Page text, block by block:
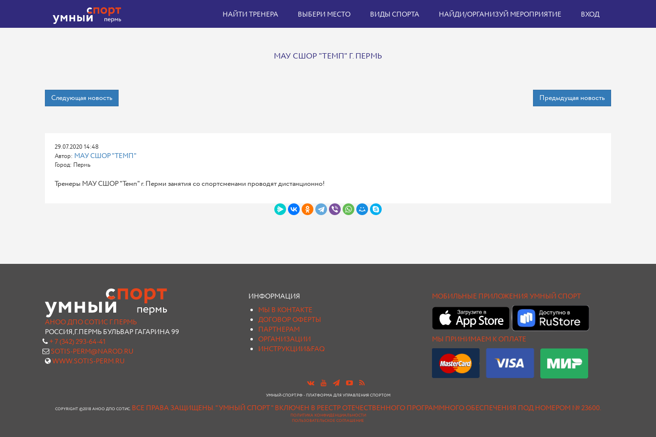
НАЙТИ ТРЕНЕРА ВЫБЕРИ МЕСТО ВИДЫ СПОРТА НАЙДИ/ОРГАНИЗУЙ МЕРОПРИЯТИЕ ВХОД
МАУ СШОР "ТЕМП" Г. ПЕРМЬ
Следующая новость Предыдущая новость
29.07.2020 14:48
Автор: МАУ СШОР "ТЕМП"
Город: Пермь
Тренеры МАУ СШОР "Темп" г. Перми занятия со спортсменами проводят дистанционно!
АНОО ДПО СОТИС Г.ПЕРМЬ
РОССИЯ,Г.ПЕРМЬ БУЛЬВАР ГАГАРИНА 99
+ 7 (342) 293-64-41
SOTIS-PERM@NAROD.RU
WWW.SOTIS-PERM.RU
ИНФОРМАЦИЯ
МЫ В КОНТАКТЕ
ДОГОВОР ОФЕРТЫ
ПАРТНЕРАМ
ОРГАНИЗАЦИИ
ИНСТРУКЦИИ&FAQ
МОБИЛЬНЫЕ ПРИЛОЖЕНИЯ УМНЫЙ СПОРТ
МЫ ПРИНИМАЕМ К ОПЛАТЕ
УМНЫЙ-СПОРТ.РФ - ПЛАТФОРМА ДЛЯ УПРАВЛЕНИЯ СПОРТОМ
COPYRIGHT ©2018 АНОО ДПО СОТИС. ВСЕ ПРАВА ЗАЩИЩЕНЫ."УМНЫЙ СПОРТ " ВКЛЮЧЕН В РЕЕСТР ОТЕЧЕСТВЕННОГО ПРОГРАММНОГО ОБЕСПЕЧЕНИЯ ПОД НОМЕРОМ № 23600.
ПОЛИТИКА КОНФИДЕНЦИАЛЬНОСТИ
ПОЛЬЗОВАТЕЛЬСКОЕ СОГЛАШЕНИЕ